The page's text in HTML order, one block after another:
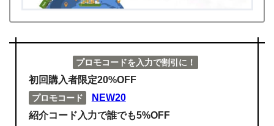
プロモコードを入力で割引に！
初回購入者限定20%OFF
プロモコード
NEW20
紹介コード入力で誰でも5%OFF